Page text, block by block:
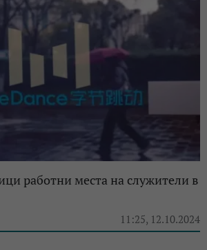
работни места на служители в
11:25, 12.10.2024